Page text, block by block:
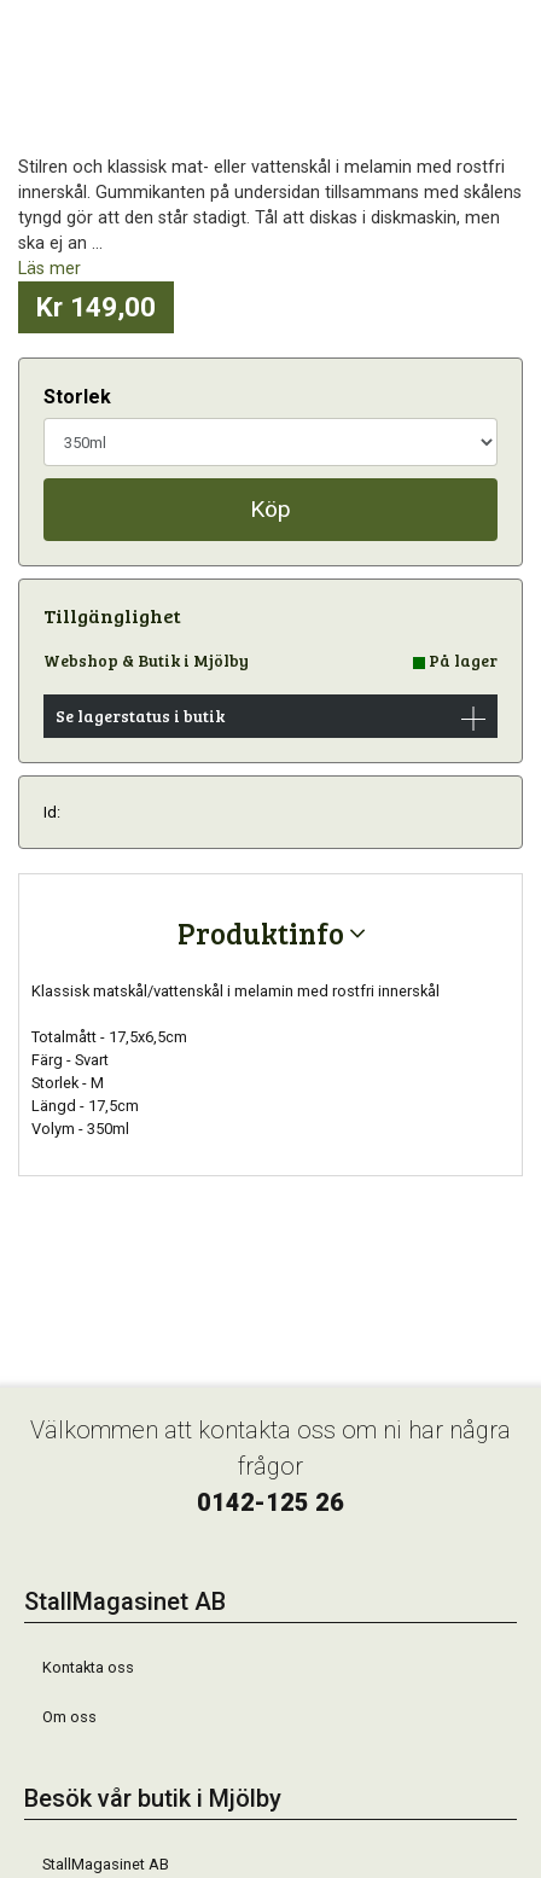
Stilren och klassisk mat- eller vattenskål i melamin med rostfri
innerskål. Gummikanten på undersidan tillsammans med skålens
tyngd gör att den står stadigt. Tål att diskas i diskmaskin, men
ska ej an ...
Läs mer
Kr 149,00
Storlek
Köp
Tillgänglighet
Webshop & Butik i Mjölby På lager
Se lagerstatus i butik
Id:
Produktinfo
Klassisk matskål/vattenskål i melamin med rostfri innerskål
Totalmått - 17,5x6,5cm
Färg - Svart
Storlek - M
Längd - 17,5cm
Volym - 350ml
Välkommen att kontakta oss om ni har några
frågor
0142-125 26
StallMagasinet AB
Kontakta oss
Om oss
Besök vår butik i Mjölby
StallMagasinet AB